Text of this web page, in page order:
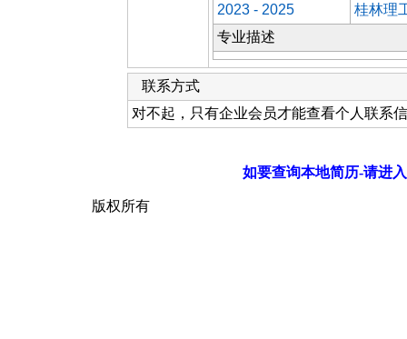
2023 - 2025
桂林理
专业描述
联系方式
对不起，只有企业会员才能查看个人联系
如要查询本地简历-请进
版权所有